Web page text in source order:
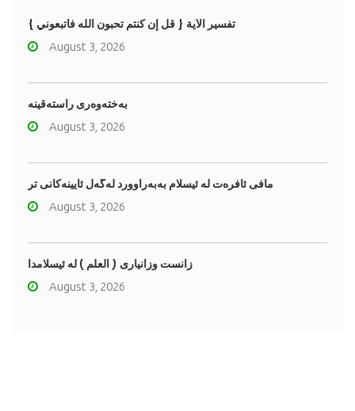
August 3, 2026
به‌خته‌وه‌رى راسته‌قینه
August 3, 2026
مافى ئافره‌ت له‌ ئیسلام به‌به‌راوورد له‌گه‌ڵ ئایینه‌کانی تر
August 3, 2026
زانست وزانیاری ( العلم ) له ئیسلامدا
August 3, 2026